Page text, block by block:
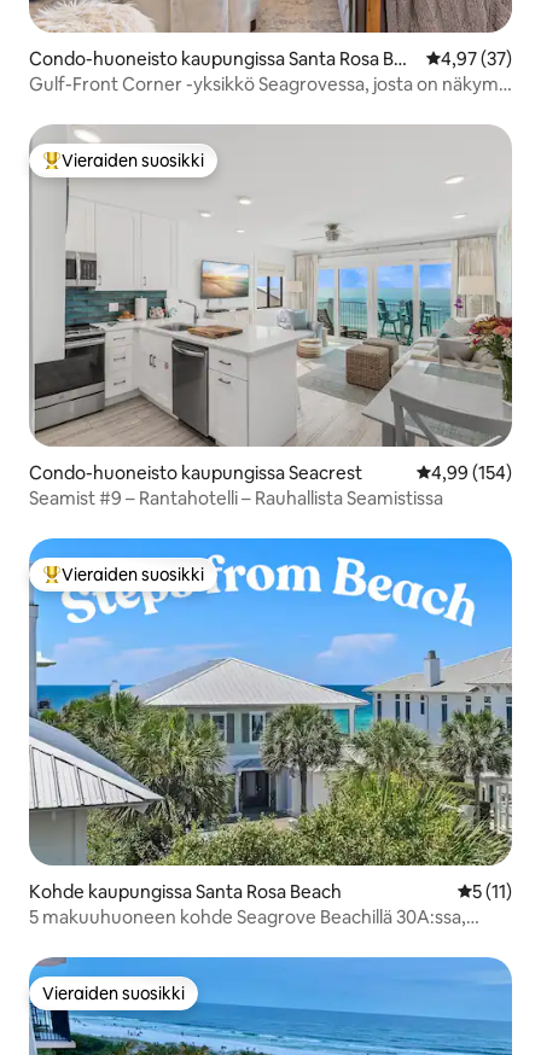
Condo-huoneisto kaupungissa Santa Rosa Bea
ch
4,97 (37)
Gulf-Front Corner -yksikkö Seagrovessa, josta on näkymä
Vieraiden suosikkien parhaimmistoa
Vieraiden suosikki
Condo-huoneisto kaupungissa Seacrest
4,99 (154)
Seamist #9 – Rantahotelli – Rauhallista Seamistissa
Vieraiden suosikkien parhaimmistoa
Vieraiden suosikki
Kohde kaupungissa Santa Rosa Beach
5 (11)
5 makuuhuoneen kohde Seagrove Beachillä 30A:ssa,
Vieraiden suosikki
Vieraiden suosikki